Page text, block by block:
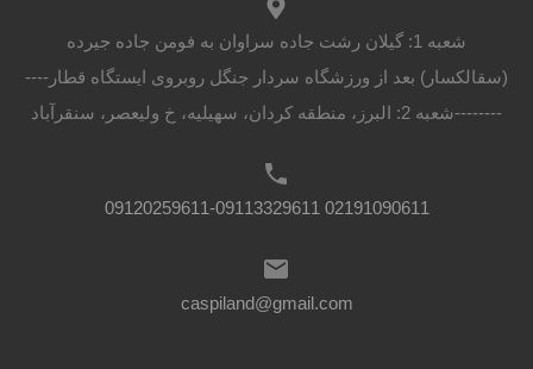
شعبه 1: گیلان رشت جاده سراوان به فومن جاده جیرده
(سقالکسار) بعد از ورزشگاه سردار جنگل روبروی ایستگاه قطار----
--------شعبه 2: البرز، منطقه کردان، سهیلیه، خ ولیعصر، سنقرآباد
02191090611 09120259611-09113329611
caspiland@gmail.com